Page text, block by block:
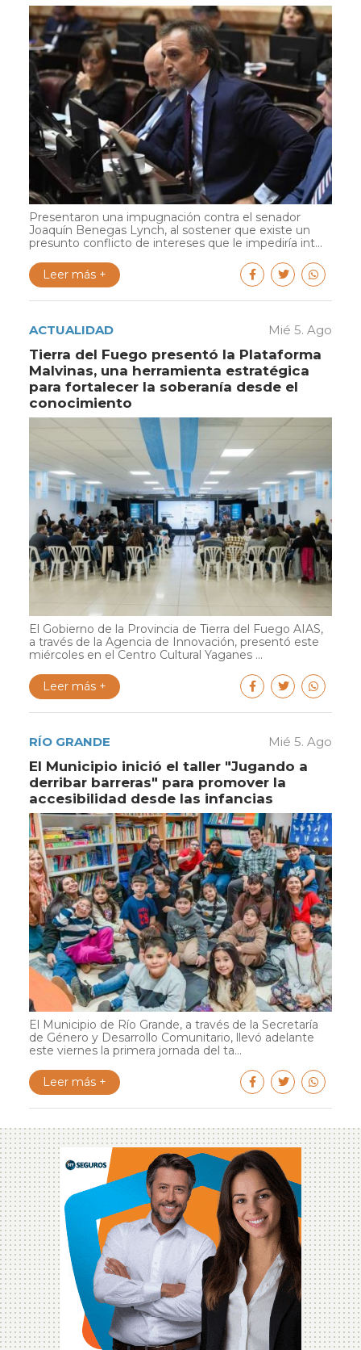
Presentaron una impugnación contra el senador
Joaquín Benegas Lynch, al sostener que existe un
presunto conflicto de intereses que le impediría int...
Leer más +
ACTUALIDAD Mié 5. Ago
Tierra del Fuego presentó la Plataforma
Malvinas, una herramienta estratégica
para fortalecer la soberanía desde el
conocimiento
El Gobierno de la Provincia de Tierra del Fuego AIAS,
a través de la Agencia de Innovación, presentó este
miércoles en el Centro Cultural Yaganes ...
Leer más +
RÍO GRANDE Mié 5. Ago
El Municipio inició el taller "Jugando a
derribar barreras" para promover la
accesibilidad desde las infancias
El Municipio de Río Grande, a través de la Secretaría
de Género y Desarrollo Comunitario, llevó adelante
este viernes la primera jornada del ta...
Leer más +